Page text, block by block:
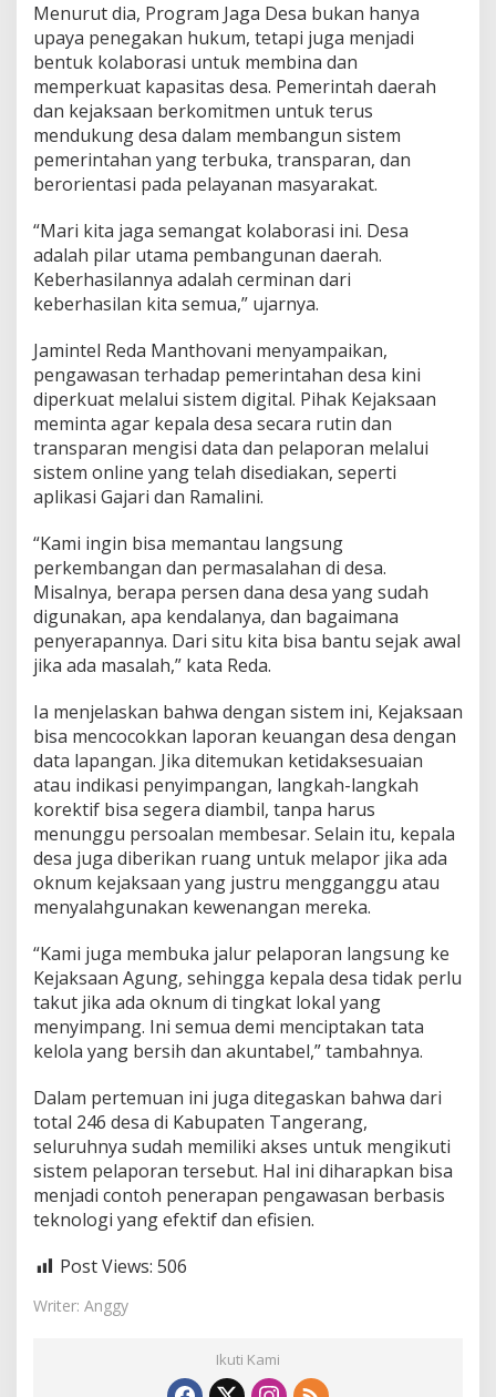
Menurut dia, Program Jaga Desa bukan hanya
upaya penegakan hukum, tetapi juga menjadi
bentuk kolaborasi untuk membina dan
memperkuat kapasitas desa. Pemerintah daerah
dan kejaksaan berkomitmen untuk terus
mendukung desa dalam membangun sistem
pemerintahan yang terbuka, transparan, dan
berorientasi pada pelayanan masyarakat.
“Mari kita jaga semangat kolaborasi ini. Desa
adalah pilar utama pembangunan daerah.
Keberhasilannya adalah cerminan dari
keberhasilan kita semua,” ujarnya.
Jamintel Reda Manthovani menyampaikan,
pengawasan terhadap pemerintahan desa kini
diperkuat melalui sistem digital. Pihak Kejaksaan
meminta agar kepala desa secara rutin dan
transparan mengisi data dan pelaporan melalui
sistem online yang telah disediakan, seperti
aplikasi Gajari dan Ramalini.
“Kami ingin bisa memantau langsung
perkembangan dan permasalahan di desa.
Misalnya, berapa persen dana desa yang sudah
digunakan, apa kendalanya, dan bagaimana
penyerapannya. Dari situ kita bisa bantu sejak awal
jika ada masalah,” kata Reda.
Ia menjelaskan bahwa dengan sistem ini, Kejaksaan
bisa mencocokkan laporan keuangan desa dengan
data lapangan. Jika ditemukan ketidaksesuaian
atau indikasi penyimpangan, langkah-langkah
korektif bisa segera diambil, tanpa harus
menunggu persoalan membesar. Selain itu, kepala
desa juga diberikan ruang untuk melapor jika ada
oknum kejaksaan yang justru mengganggu atau
menyalahgunakan kewenangan mereka.
“Kami juga membuka jalur pelaporan langsung ke
Kejaksaan Agung, sehingga kepala desa tidak perlu
takut jika ada oknum di tingkat lokal yang
menyimpang. Ini semua demi menciptakan tata
kelola yang bersih dan akuntabel,” tambahnya.
Dalam pertemuan ini juga ditegaskan bahwa dari
total 246 desa di Kabupaten Tangerang,
seluruhnya sudah memiliki akses untuk mengikuti
sistem pelaporan tersebut. Hal ini diharapkan bisa
menjadi contoh penerapan pengawasan berbasis
teknologi yang efektif dan efisien.
Post Views: 506
Writer: Anggy
Ikuti Kami